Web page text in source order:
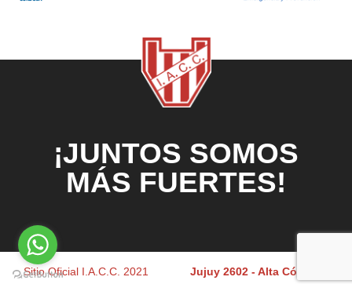
¡JUNTOS SOMOS
MÁS FUERTES!
Sitio Oficial I.A.C.C. 2021 Jujuy 2602 - Alta Córdoba